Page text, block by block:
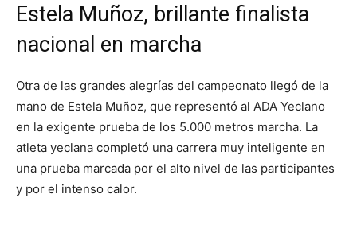
Estela Muñoz, brillante finalista
nacional en marcha
Otra de las grandes alegrías del campeonato llegó de la
mano de Estela Muñoz, que representó al ADA Yeclano
en la exigente prueba de los 5.000 metros marcha. La
atleta yeclana completó una carrera muy inteligente en
una prueba marcada por el alto nivel de las participantes
y por el intenso calor.